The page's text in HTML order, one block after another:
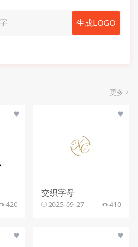
生成LOGO
更多
420
交织字母
2025-09-27 410